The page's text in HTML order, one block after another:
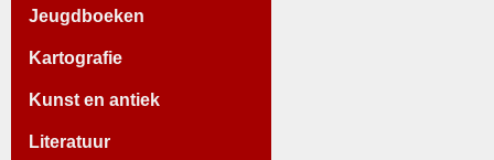
Jeugdboeken
Kartografie
Kunst en antiek
Literatuur